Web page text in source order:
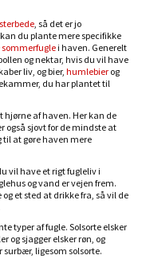
, så det er jo
du plante mere specifikke
i haven. Generelt
og nektar, hvis du vil have
liv, og bier, humlebier og
du har plantet til
af haven. Her kan de
også sjovt for de mindste at
at gøre haven mere
vil have et rigt fugleliv i
og vand er vejen frem.
et sted at drikke fra, så vil de
typer af fugle. Solsorte elsker
og sjagger elsker røn, og
surbær, ligesom solsorte.